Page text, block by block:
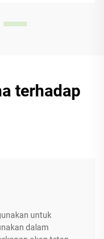
terhadap
untuk
dalam